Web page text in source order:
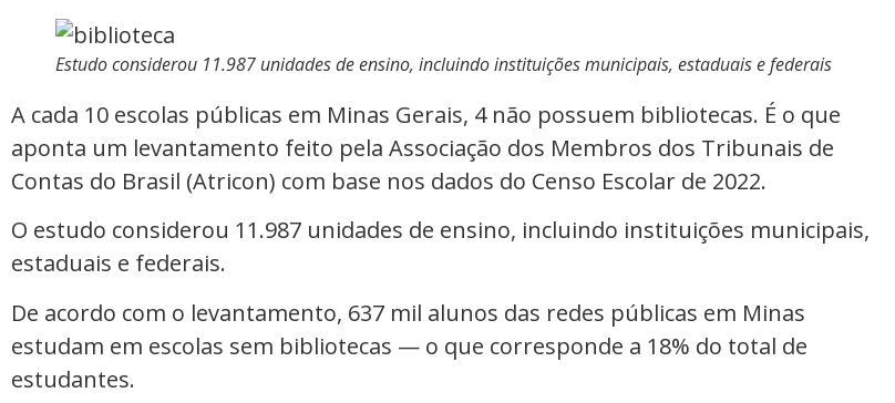
Estudo considerou 11.987 unidades de ensino, incluindo instituições municipais, estaduais e federais
A cada 10 escolas públicas em Minas Gerais, 4 não possuem bibliotecas. É o que
aponta um levantamento feito pela Associação dos Membros dos Tribunais de
Contas do Brasil (Atricon) com base nos dados do Censo Escolar de 2022.
O estudo considerou 11.987 unidades de ensino, incluindo instituições municipais,
estaduais e federais.
De acordo com o levantamento, 637 mil alunos das redes públicas em Minas
estudam em escolas sem bibliotecas — o que corresponde a 18% do total de
estudantes.